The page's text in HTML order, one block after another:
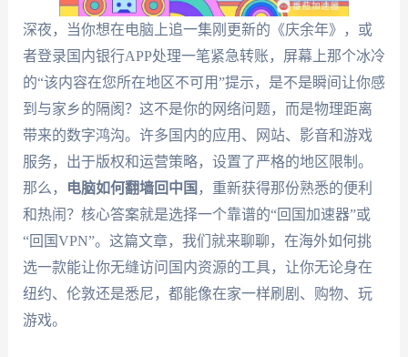
深夜，当你想在电脑上追一集刚更新的《庆余年》，或
者登录国内银行APP处理一笔紧急转账，屏幕上那个冰冷
的“该内容在您所在地区不可用”提示，是不是瞬间让你感
到与家乡的隔阂？这不是你的网络问题，而是物理距离
带来的数字鸿沟。许多国内的应用、网站、影音和游戏
服务，出于版权和运营策略，设置了严格的地区限制。
那么，
电脑如何翻墙回中国 ，重新获得那份熟悉的便利
和热闹？核心答案就是选择一个靠谱的“回国加速器”或
“回国VPN”。这篇文章，我们就来聊聊，在海外如何挑
选一款能让你无缝访问国内资源的工具，让你无论身在
纽约、伦敦还是悉尼，都能像在家一样刷剧、购物、玩
游戏。